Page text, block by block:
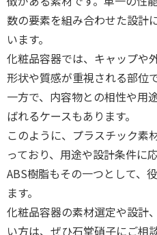
数の要素を組み合わせた設計
います。
化粧品容器では、キャップや
形状や質感が重視される部位
一方で、内容物との相性や用
ばれるケースもあります。
このように、プラスチック素
っており、用途や設計条件に
ABS樹脂もその一つとして、
ます。
化粧品容器の素材選定や設計
い方は、ぜひ石堂硝子にご相